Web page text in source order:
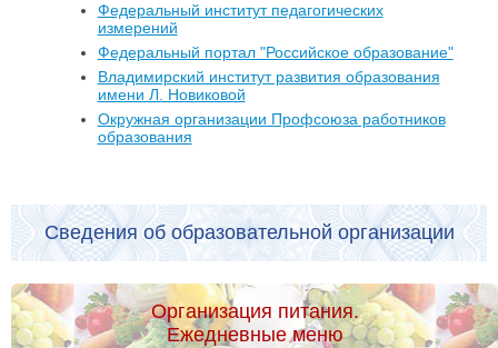
Федеральный институт педагогических
измерений
Федеральный портал "Российское образование"
Владимирский институт развития образования
имени Л. Новиковой
Окружная организации Профсоюза работников
образования
Сведения об образовательной организации
Организация питания.
Ежедневные меню